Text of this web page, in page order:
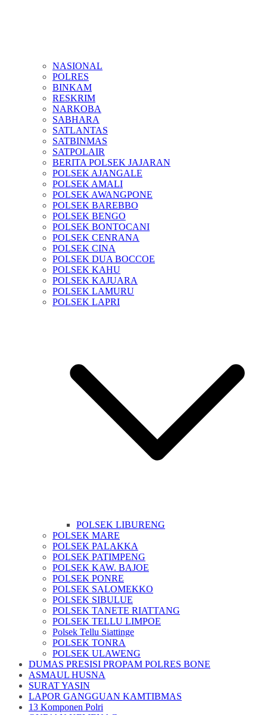
NASIONAL
POLRES
BINKAM
RESKRIM
NARKOBA
SABHARA
SATLANTAS
SATBINMAS
SATPOLAIR
BERITA POLSEK JAJARAN
POLSEK AJANGALE
POLSEK AMALI
POLSEK AWANGPONE
POLSEK BAREBBO
POLSEK BENGO
POLSEK BONTOCANI
POLSEK CENRANA
POLSEK CINA
POLSEK DUA BOCCOE
POLSEK KAHU
POLSEK KAJUARA
POLSEK LAMURU
POLSEK LAPRI
POLSEK LIBURENG
POLSEK MARE
POLSEK PALAKKA
POLSEK PATIMPENG
POLSEK KAW. BAJOE
POLSEK PONRE
POLSEK SALOMEKKO
POLSEK SIBULUE
POLSEK TANETE RIATTANG
POLSEK TELLU LIMPOE
Polsek Tellu Siattinge
POLSEK TONRA
POLSEK ULAWENG
DUMAS PRESISI PROPAM POLRES BONE
ASMAUL HUSNA
SURAT YASIN
LAPOR GANGGUAN KAMTIBMAS
13 Komponen Polri